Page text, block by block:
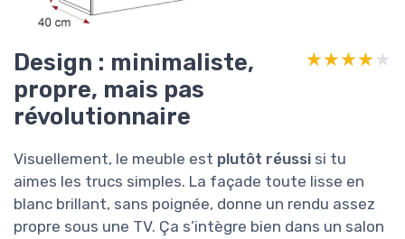
Design : minimaliste,
propre, mais pas
révolutionnaire
★★★★★
★★★★★
Visuellement, le meuble est plutôt réussi si tu
aimes les trucs simples. La façade toute lisse en
blanc brillant, sans poignée, donne un rendu assez
propre sous une TV. Ça s’intègre bien dans un salon